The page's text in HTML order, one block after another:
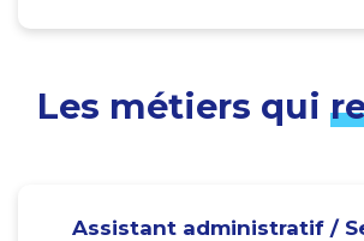
Les métiers qui
Assistant administratif /